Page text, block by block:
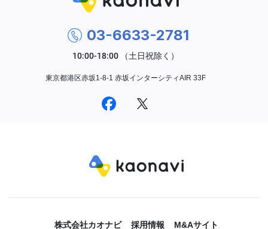
03-6633-2781
東京都港区赤坂1-8-1 赤坂インターシティAIR 33F
株式会社カオナビ 採用情報 M&Aサイト